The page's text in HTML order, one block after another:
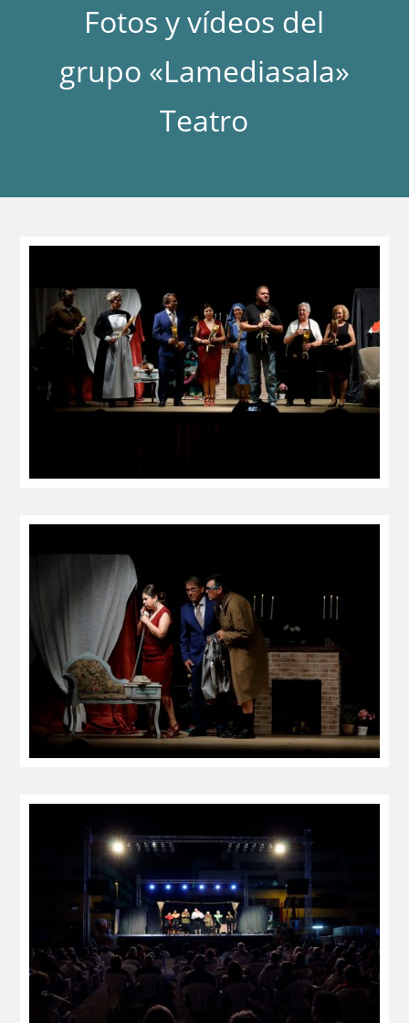
Fotos y vídeos del
grupo «Lamediasala»
Teatro